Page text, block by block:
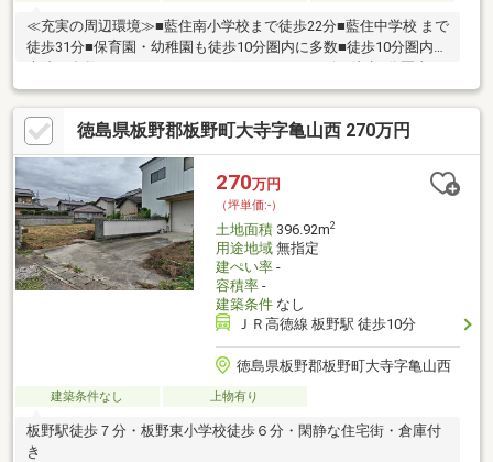
≪充実の周辺環境≫■藍住南小学校まで徒歩22分■藍住中学校 まで
徒歩31分■保育園・幼稚園も徒歩10分圏内に多数■徒歩10分圏内に
病院も多数■スーパー・ドラッグストア・コンビニ徒歩5分圏内
徳島県板野郡板野町大寺字亀山西 270万円
270万円
（坪単価:-）
土地面積396.92m2
用途地域無指定
建ぺい率-
容積率-
建築条件なし
ＪＲ高徳線 板野駅 徒歩10分
徳島県板野郡板野町大寺字亀山西
建築条件なし 上物有り
板野駅徒歩７分・板野東小学校徒歩６分・閑静な住宅街・倉庫付
き